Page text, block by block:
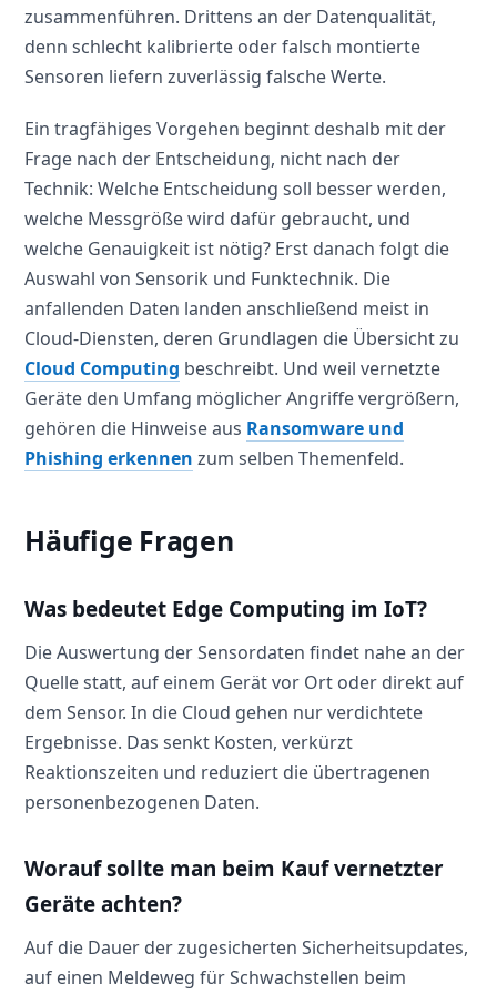
zusammenführen. Drittens an der Datenqualität,
denn schlecht kalibrierte oder falsch montierte
Sensoren liefern zuverlässig falsche Werte.
Ein tragfähiges Vorgehen beginnt deshalb mit der
Frage nach der Entscheidung, nicht nach der
Technik: Welche Entscheidung soll besser werden,
welche Messgröße wird dafür gebraucht, und
welche Genauigkeit ist nötig? Erst danach folgt die
Auswahl von Sensorik und Funktechnik. Die
anfallenden Daten landen anschließend meist in
Cloud-Diensten, deren Grundlagen die Übersicht zu
Cloud Computing beschreibt. Und weil vernetzte
Geräte den Umfang möglicher Angriffe vergrößern,
gehören die Hinweise aus Ransomware und
Phishing erkennen zum selben Themenfeld.
Häufige Fragen
Was bedeutet Edge Computing im IoT?
Die Auswertung der Sensordaten findet nahe an der
Quelle statt, auf einem Gerät vor Ort oder direkt auf
dem Sensor. In die Cloud gehen nur verdichtete
Ergebnisse. Das senkt Kosten, verkürzt
Reaktionszeiten und reduziert die übertragenen
personenbezogenen Daten.
Worauf sollte man beim Kauf vernetzter
Geräte achten?
Auf die Dauer der zugesicherten Sicherheitsupdates,
auf einen Meldeweg für Schwachstellen beim